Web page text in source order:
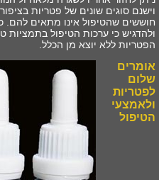
וישנם סוגים שונים של פטריות
חוששים שהטיפול אינו מתאים להם.
ולהדגיש כי ערכות הטיפול בתמציות
הפטריות ללא יוצא מן הכלל.
אומרים
שלום
לפטריות
ולאמצעי
הטיפול